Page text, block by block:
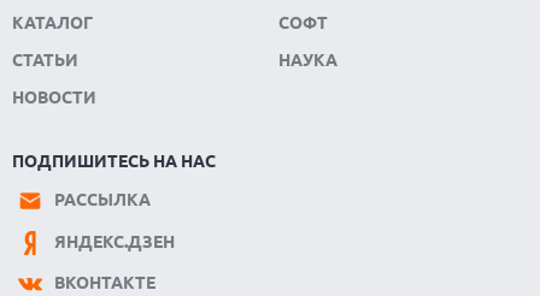
КАТАЛОГ
СТАТЬИ
НОВОСТИ
СОФТ
НАУКА
ПОДПИШИТЕСЬ НА НАС
РАССЫЛКА
ЯНДЕКС.ДЗЕН
ВКОНТАКТЕ